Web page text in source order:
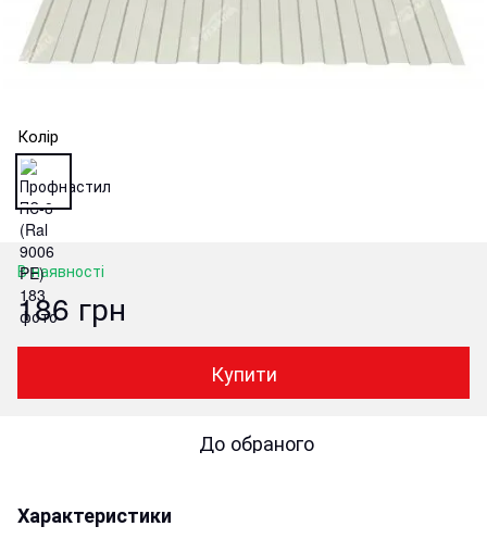
Колір
В наявності
186 грн
Купити
До обраного
Характеристики